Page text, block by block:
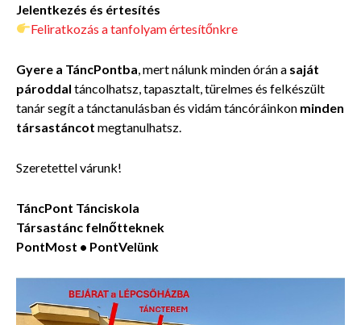
Jelentkezés és értesítés
Feliratkozás a tanfolyam értesítőnkre
Gyere a TáncPontba, mert nálunk minden órán a saját
pároddal táncolhatsz, tapasztalt, türelmes és felkészült
tanár segít a tánctanulásban és vidám táncóráinkon minden
társastáncot megtanulhatsz.
Szeretettel várunk!
TáncPont Tánciskola
Társastánc felnőtteknek
PontMost • PontVelünk